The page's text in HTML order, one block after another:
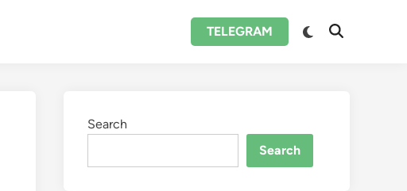
TELEGRAM
Switch
Open
Search
Search